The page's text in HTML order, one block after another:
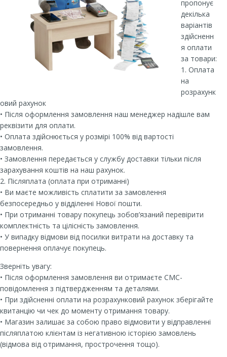
пропонує
декілька
варіантів
здійсненн
я оплати
за товари:
1. Оплата
на
розрахунк
овий рахунок
• Після оформлення замовлення наш менеджер надішле вам
реквізити для оплати.
• Оплата здійснюється у розмірі 100% від вартості
замовлення.
• Замовлення передається у службу доставки тільки після
зарахування коштів на наш рахунок.
2. Післяплата (оплата при отриманні)
• Ви маєте можливість сплатити за замовлення
безпосередньо у відділенні Нової пошти.
• При отриманні товару покупець зобов’язаний перевірити
комплектність та цілісність замовлення.
• У випадку відмови від посилки витрати на доставку та
повернення оплачує покупець.
Зверніть увагу:
• Після оформлення замовлення ви отримаєте СМС-
повідомлення з підтвердженням та деталями.
• При здійсненні оплати на розрахунковий рахунок зберігайте
квитанцію чи чек до моменту отримання товару.
• Магазин залишає за собою право відмовити у відправленні
післяплатою клієнтам із негативною історією замовлень
(відмова від отримання, прострочення тощо).